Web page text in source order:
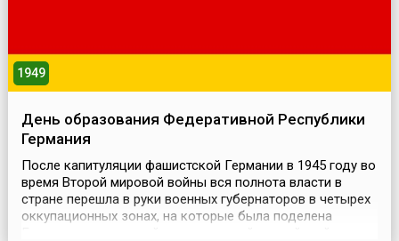
1949
День образования Федеративной Республики
Германия
После капитуляции фашистской Германии в 1945 году во
время Второй мировой войны вся полнота власти в
стране перешла в руки военных губернаторов в четырех
оккупационных зонах, на которые была поделена